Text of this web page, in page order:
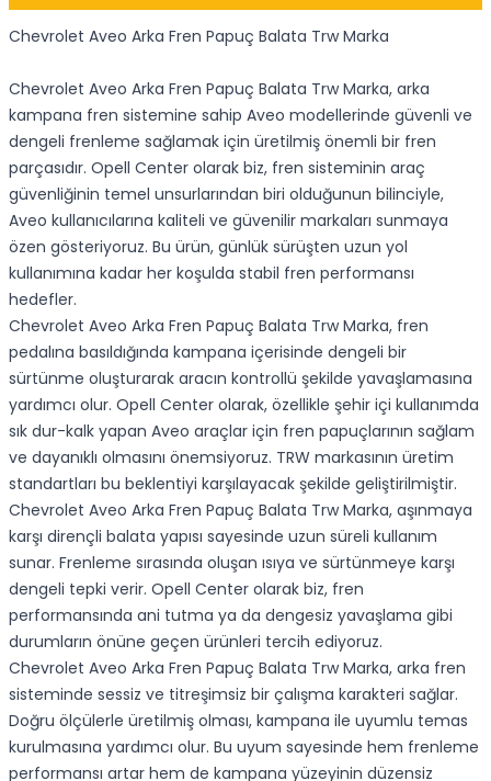
Chevrolet Aveo Arka Fren Papuç Balata Trw Marka
Chevrolet Aveo Arka Fren Papuç Balata Trw Marka, arka
kampana fren sistemine sahip Aveo modellerinde güvenli ve
dengeli frenleme sağlamak için üretilmiş önemli bir fren
parçasıdır. Opell Center olarak biz, fren sisteminin araç
güvenliğinin temel unsurlarından biri olduğunun bilinciyle,
Aveo kullanıcılarına kaliteli ve güvenilir markaları sunmaya
özen gösteriyoruz. Bu ürün, günlük sürüşten uzun yol
kullanımına kadar her koşulda stabil fren performansı
hedefler.
Chevrolet Aveo Arka Fren Papuç Balata Trw Marka, fren
pedalına basıldığında kampana içerisinde dengeli bir
sürtünme oluşturarak aracın kontrollü şekilde yavaşlamasına
yardımcı olur. Opell Center olarak, özellikle şehir içi kullanımda
sık dur-kalk yapan Aveo araçlar için fren papuçlarının sağlam
ve dayanıklı olmasını önemsiyoruz. TRW markasının üretim
standartları bu beklentiyi karşılayacak şekilde geliştirilmiştir.
Chevrolet Aveo Arka Fren Papuç Balata Trw Marka, aşınmaya
karşı dirençli balata yapısı sayesinde uzun süreli kullanım
sunar. Frenleme sırasında oluşan ısıya ve sürtünmeye karşı
dengeli tepki verir. Opell Center olarak biz, fren
performansında ani tutma ya da dengesiz yavaşlama gibi
durumların önüne geçen ürünleri tercih ediyoruz.
Chevrolet Aveo Arka Fren Papuç Balata Trw Marka, arka fren
sisteminde sessiz ve titreşimsiz bir çalışma karakteri sağlar.
Doğru ölçülerle üretilmiş olması, kampana ile uyumlu temas
kurulmasına yardımcı olur. Bu uyum sayesinde hem frenleme
performansı artar hem de kampana yüzeyinin düzensiz